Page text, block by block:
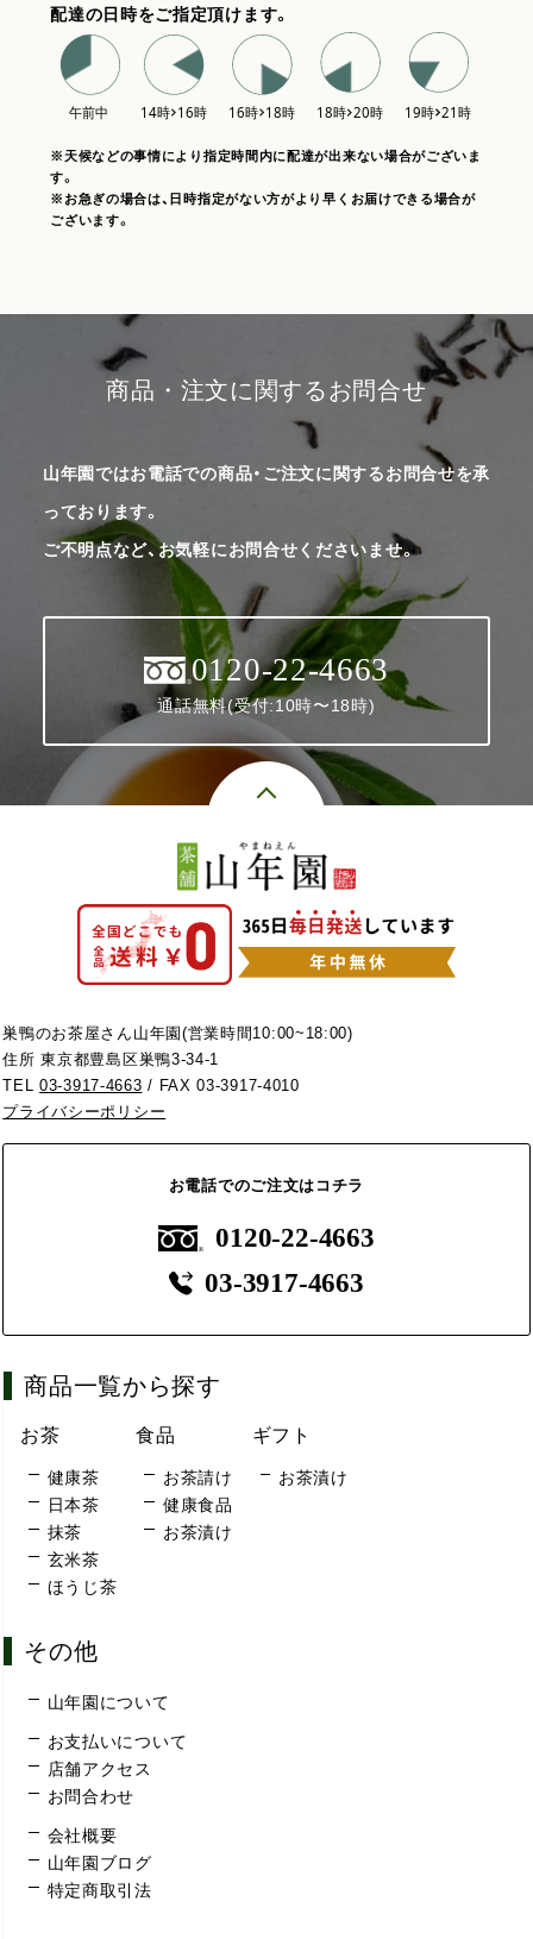
配達の日時をご指定頂けます。
※天候などの事情により指定時間内に配達が出来ない場合がございま
す。
※お急ぎの場合は、日時指定がない方がより早くお届けできる場合が
ございます。
商品・注文に関するお問合せ
山年園ではお電話での商品・ご注文に関するお問合せを承
っております。
ご不明点など、お気軽にお問合せくださいませ。
0120-22-4663
通話無料(受付:10時〜18時)
巣鴨のお茶屋さん山年園(営業時間10:00~18:00)
住所 東京都豊島区巣鴨3-34-1
TEL03-3917-4663 / FAX 03-3917-4010
プライバシーポリシー
お電話でのご注文はコチラ
0120-22-4663
03-3917-4663
商品一覧から探す
お茶
健康茶
日本茶
抹茶
玄米茶
ほうじ茶
食品
お茶請け
健康食品
お茶漬け
ギフト
お茶漬け
その他
山年園について
お支払いについて
店舗アクセス
お問合わせ
会社概要
山年園ブログ
特定商取引法